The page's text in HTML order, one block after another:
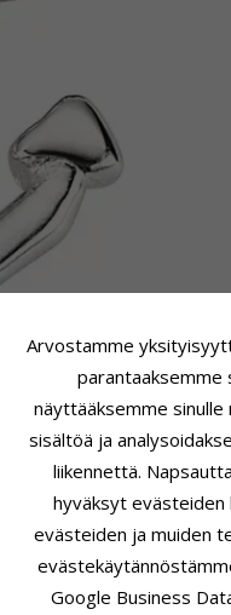
15,3 mm
Arvostamme
parantaaksemme
näyttääksemme
sisältöä ja
liikennettä.
hyväksyt evästeiden
evästeiden ja muiden
Google Business